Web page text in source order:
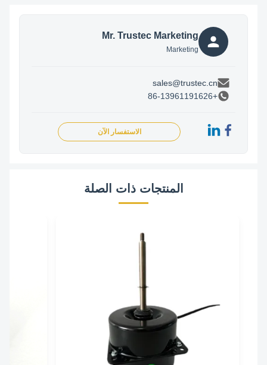
Mr. Trustec Marketing
Marketing
sales@trustec.cn
الاستفسار الآن
المنتجات ذات الصلة